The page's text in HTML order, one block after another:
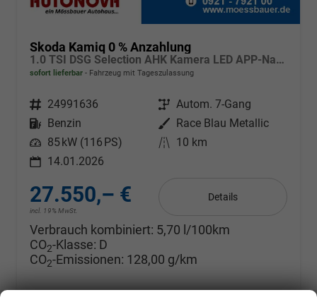
Skoda Kamiq 0 % Anzahlung
1.0 TSI DSG Selection AHK Kamera LED APP-Navi Sitzheizung
sofort lieferbar Fahrzeug mit Tageszulassung
Fahrzeugnr. 24991636 Getriebe Autom. 7-Gang
Kraftstoff
Benzin Außenfarbe
Race Blau Metallic
Leistung 85 kW (116 PS) Kilometerstand 10 km
14.01.2026
27.550,– €
incl. 19% MwSt.
Details
Verbrauch kombiniert: 5,70 l/100km
CO2-Klasse: D
CO2-Emissionen: 128,00 g/km